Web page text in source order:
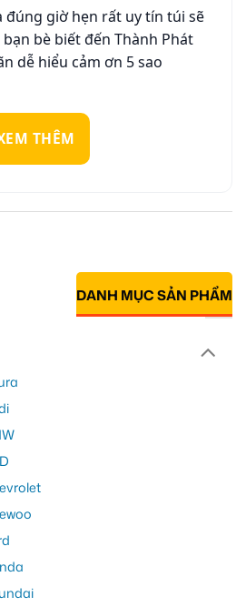
đúng giờ hẹn rất uy tín túi sẽ
bè biết đến Thành Phát
dễ hiểu cảm ơn 5 sao
THÊM
DANH MỤC SẢN PHẨM